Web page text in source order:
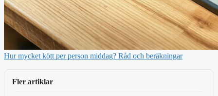
Hur mycket kött per person middag? Råd och beräkningar
Fler artiklar